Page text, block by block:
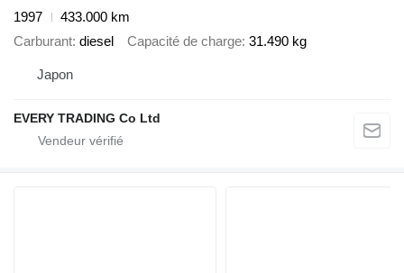
1997
433.000 km
Carburant diesel Capacité de charge 31.490 kg
Japon
EVERY TRADING Co Ltd